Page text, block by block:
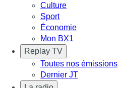
Culture
Sport
Économie
Mon BX1
Replay TV
Toutes nos émissions
Dernier JT